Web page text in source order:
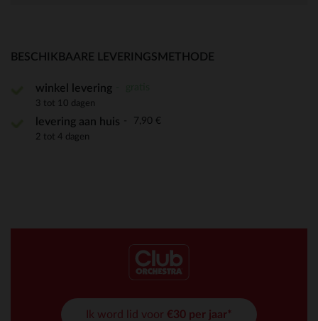
BESCHIKBAARE LEVERINGSMETHODE
winkel levering
3 tot 10 dagen
levering aan huis 7,90 €
2 tot 4 dagen
Ik word lid voor €30 per jaar*